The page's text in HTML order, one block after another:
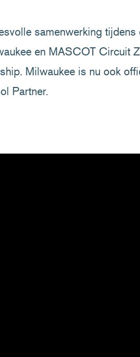
samenwerking
en MASCOT Circuit
Milwaukee is nu ook
Partner.